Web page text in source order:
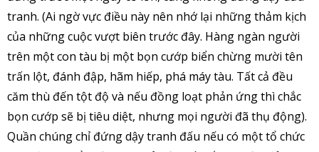
tranh. (Ai ngờ vực điều này nên nhớ lại những thảm kịch
của những cuộc vượt biên trước đây. Hàng ngàn người
trên một con tàu bị một bọn cướp biển chừng mười tên
trấn lột, đánh đập, hãm hiếp, phá máy tàu. Tất cả đều
căm thù đến tột độ và nếu đồng loạt phản ứng thì chắc
bọn cướp sẽ bị tiêu diệt, nhưng mọi người đã thụ động).
Quần chúng chỉ đứng dậy tranh đấu nếu có một tổ chức